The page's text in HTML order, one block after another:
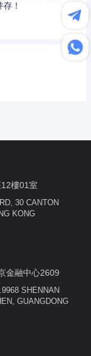
！
樓01室
30 CANTON
KONG
金融中心2609
SHENNAN
GUANGDONG